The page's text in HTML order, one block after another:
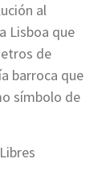
al
Lisboa que
de
barroca que
símbolo de